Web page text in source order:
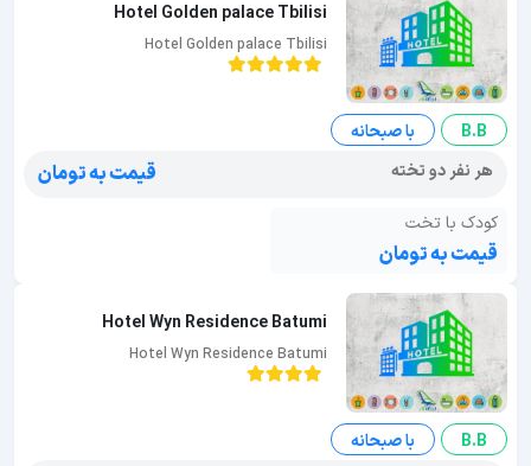
Hotel Golden palace Tbilisi
Hotel Golden palace Tbilisi
B.B
با صبحانه
هر نفر دو تخته
قیمت به تومان
کودک با تخت
قیمت به تومان
Hotel Wyn Residence Batumi
Hotel Wyn Residence Batumi
B.B
با صبحانه